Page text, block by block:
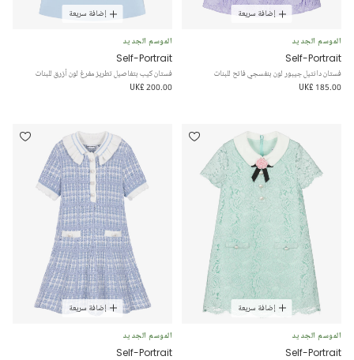
إضافة سريعة
الموسم الجديد
Self-Portrait
فستان دانتيل جيبور لون بنفسجي فاتح للبنات
UK£ 185.00
إضافة سريعة
الموسم الجديد
Self-Portrait
فستان كيب بتفاصيل تطريز مفرغ لون أزرق للبنات
UK£ 200.00
إضافة سريعة
الموسم الجديد
Self-Portrait
إضافة سريعة
الموسم الجديد
Self-Portrait